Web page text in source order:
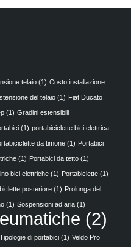
telaio (1) Costo installazione
del telaio (1) Fiat Ducato
(1) Gradini estensibili
(1) portabiciclette bici elettrica
da timone (1) Portabici
(1) Portabici da tetto (1)
bici elettriche (1) Portabiclette (1)
posteriore (1) Prolunga del
(1) Sospensioni ad aria (1)
(2)
Tipologie di portabici (1) Veldo Pro